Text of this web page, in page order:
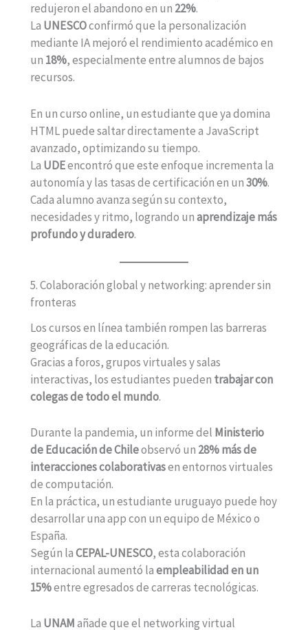
redujeron el abandono en un 22%.
La UNESCOconfirmó que la personalización
mediante IA mejoró el rendimiento académico en
un 18%, especialmente entre alumnos de bajos
recursos.
En un curso online, un estudiante que ya domina
HTML puede saltar directamente a JavaScript
avanzado, optimizando su tiempo.
La UDEencontró que este enfoque incrementa la
autonomía y las tasas de certificación en un30%.
Cada alumno avanza según su contexto,
necesidades y ritmo, logrando unaprendizaje más
profundo y duradero.
5. Colaboración global y networking: aprender sin
fronteras
Los cursos en línea también rompen las barreras
geográficas de la educación.
Gracias a foros, grupos virtuales y salas
interactivas, los estudiantes pueden trabajar con
colegas de todo el mundo.
Durante la pandemia, un informe del Ministerio
de Educación de Chileobservó un 28% más de
interacciones colaborativasen entornos virtuales
de computación.
En la práctica, un estudiante uruguayo puede hoy
desarrollar una app con un equipo de México o
España.
Según laCEPAL-UNESCO, esta colaboración
internacional aumentó laempleabilidad en un
15%entre egresados de carreras tecnológicas.
La UNAMañade que el networking virtual